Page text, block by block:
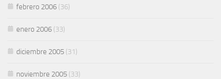
febrero 2006 (36)
enero 2006 (33)
diciembre 2005 (31)
noviembre 2005 (33)